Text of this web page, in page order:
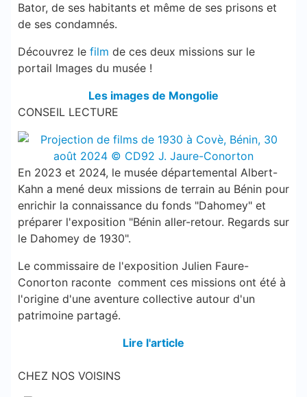
Bator, de ses habitants et même de ses prisons et
de ses condamnés.
Découvrez le film de ces deux missions sur le
portail Images du musée !
Les images de Mongolie
CONSEIL LECTURE
En 2023 et 2024, le musée départemental Albert-
Kahn a mené deux missions de terrain au Bénin pour
enrichir la connaissance du fonds "Dahomey" et
préparer l'exposition "Bénin aller-retour. Regards sur
le Dahomey de 1930".
Le commissaire de l'exposition Julien Faure-
Conorton raconte comment ces missions ont été à
l'origine d'une aventure collective autour d'un
patrimoine partagé.
Lire l'article
CHEZ NOS VOISINS